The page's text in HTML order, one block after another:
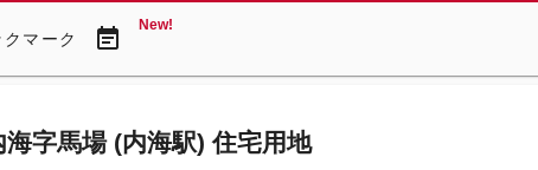
クマーク event_note New!
字馬場 (内海駅) 住宅用地